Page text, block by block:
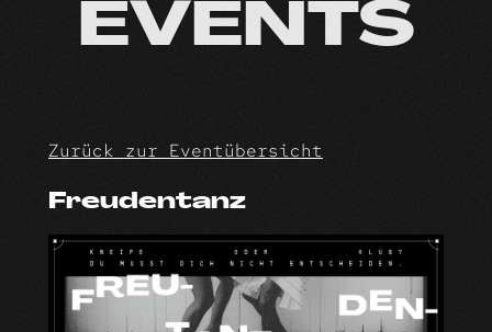
EVENTS
Zurück zur Eventübersicht
Freudentanz